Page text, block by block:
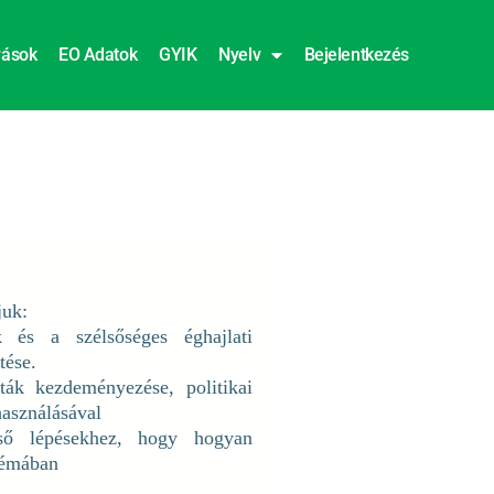
EO Adatok GYIK Nyelv Bejelentkezés
és a szélsőséges éghajlati
kezdeményezése, politikai
lépésekhez, hogy hogyan